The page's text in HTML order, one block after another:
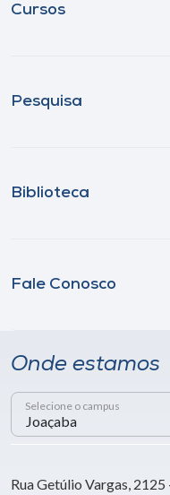
Cursos
Pesquisa
Biblioteca
Fale Conosco
Onde estamos
Selecione o campus
Rua Getúlio Vargas,